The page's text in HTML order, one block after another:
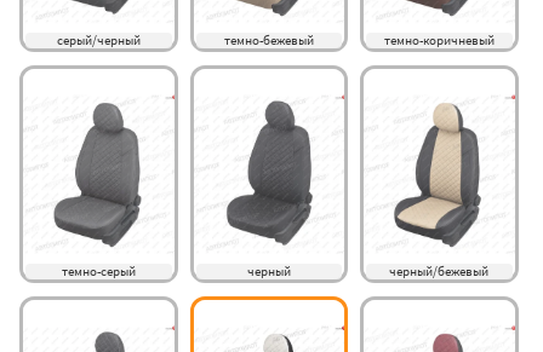
серый/черный темно-бежевый темно-коричневый
темно-серый черный черный/бежевый